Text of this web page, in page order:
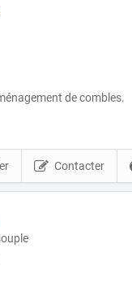
de combles.
Contacter